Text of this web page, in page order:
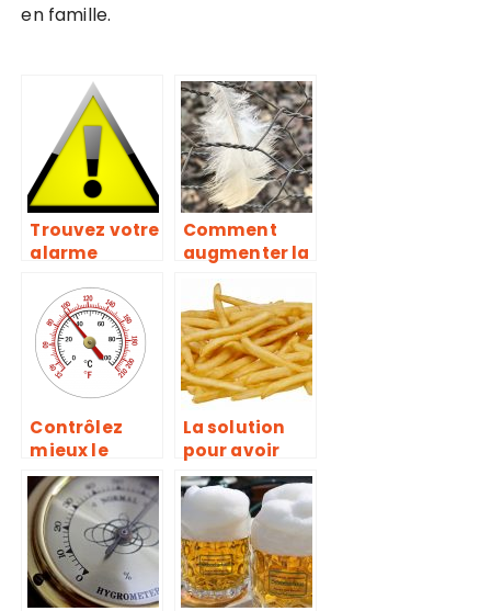
en famille.
Trouvez votre
alarme
au meilleur
prix!
Comment
augmenter la
votre
poulailler ?
Contrôlez
mieux le
chauffage de
votre
domicile!
La solution
pour avoir
des frites en
quantité
rapidement